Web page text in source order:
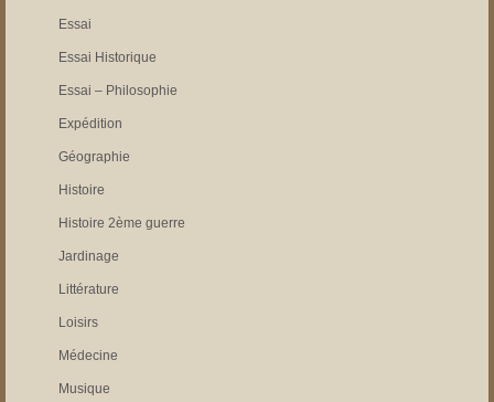
Essai
Essai Historique
Essai – Philosophie
Expédition
Géographie
Histoire
Histoire 2ème guerre
Jardinage
Littérature
Loisirs
Médecine
Musique